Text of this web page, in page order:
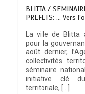
BLITTA /
PREFETS: … Vers
La ville de Blitta
pour la
août dernier,
collectivités
séminaire
initiative clé du
territoriale, […]